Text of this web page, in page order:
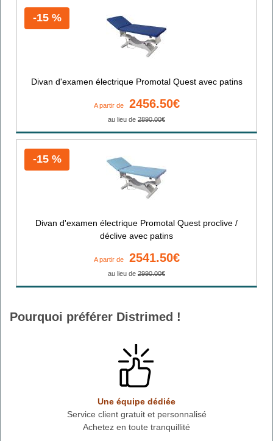
-15 %
Divan d'examen électrique Promotal Quest avec patins
A partir de 2456.50€
au lieu de 2890.00€
-15 %
Divan d'examen électrique Promotal Quest proclive /
déclive avec patins
A partir de 2541.50€
au lieu de 2990.00€
Pourquoi préférer Distrimed !
Une équipe dédiée
Service client gratuit et personnalisé
Achetez en toute tranquillité